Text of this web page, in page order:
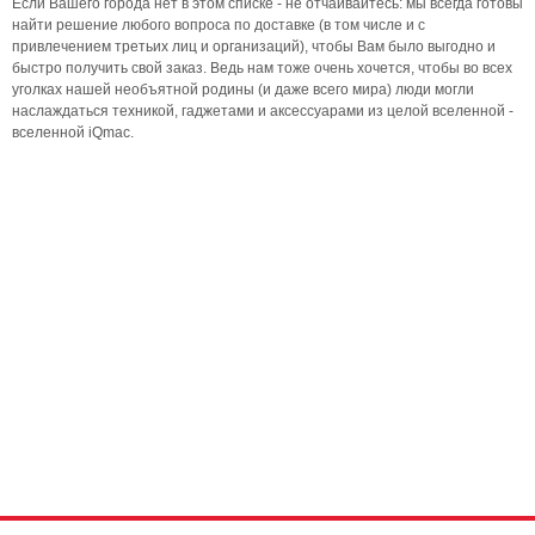
Если Вашего города нет в этом списке - не отчаивайтесь: мы всегда готовы
найти решение любого вопроса по доставке (в том числе и с
привлечением третьих лиц и организаций), чтобы Вам было выгодно и
быстро получить свой заказ. Ведь нам тоже очень хочется, чтобы во всех
уголках нашей необъятной родины (и даже всего мира) люди могли
наслаждаться техникой, гаджетами и аксессуарами из целой вселенной -
вселенной iQmac.